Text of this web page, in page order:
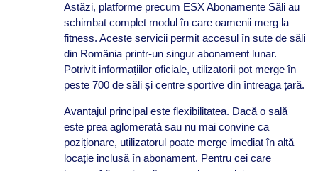
Astăzi, platforme precum ESX Abonamente Săli au
schimbat complet modul în care oamenii merg la
fitness. Aceste servicii permit accesul în sute de săli
din România printr-un singur abonament lunar.
Potrivit informațiilor oficiale, utilizatorii pot merge în
peste 700 de săli și centre sportive din întreaga țară.
Avantajul principal este flexibilitatea. Dacă o sală
este prea aglomerată sau nu mai convine ca
poziționare, utilizatorul poate merge imediat în altă
locație inclusă în abonament. Pentru cei care